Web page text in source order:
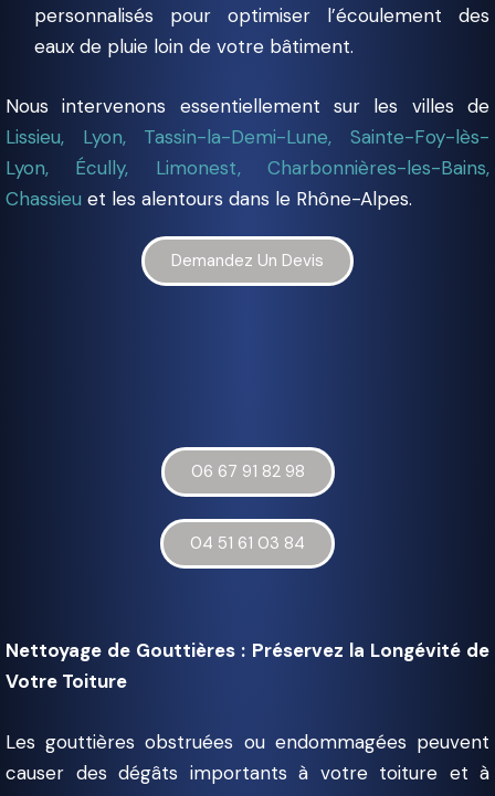
06 67 91 82 98
04 51 61 03 84
personnalisés pour optimiser l’écoulement des
eaux de pluie loin de votre bâtiment.
Nous intervenons essentiellement sur les villes de
Lissieu, Lyon, Tassin-la-Demi-Lune, Sainte-Foy-lès-
Lyon, Écully, Limonest, Charbonnières-les-Bains,
Chassieu et les alentours dans le Rhône-Alpes.
Demandez Un Devis
Nettoyage de Gouttières : Préservez la Longévité de
Votre Toiture
Les gouttières obstruées ou endommagées peuvent
causer des dégâts importants à votre toiture et à